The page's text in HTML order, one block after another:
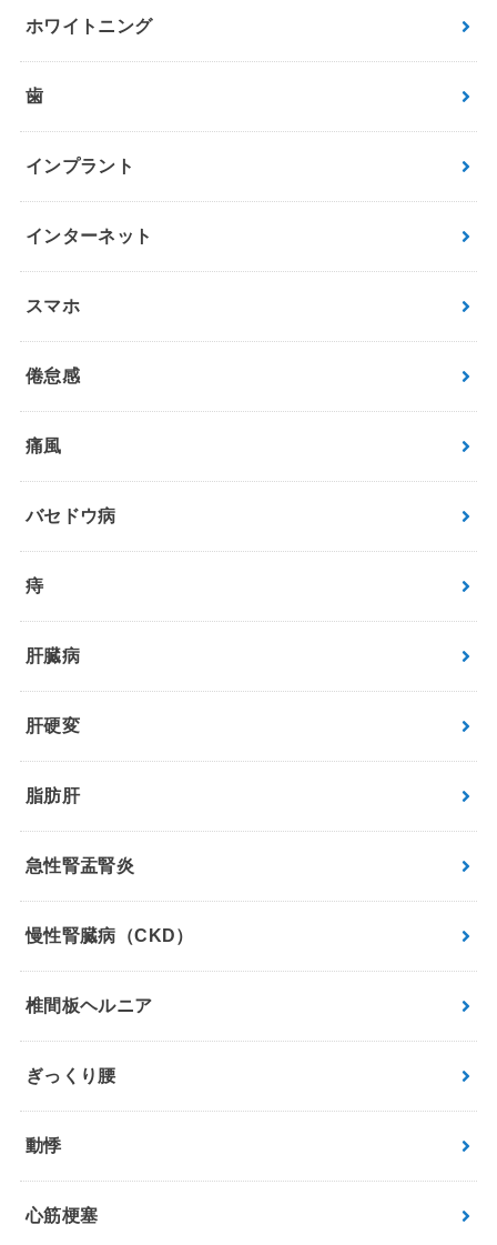
ホワイトニング
歯
インプラント
インターネット
スマホ
倦怠感
痛風
バセドウ病
痔
肝臓病
肝硬変
脂肪肝
急性腎盂腎炎
慢性腎臓病（CKD）
椎間板ヘルニア
ぎっくり腰
動悸
心筋梗塞